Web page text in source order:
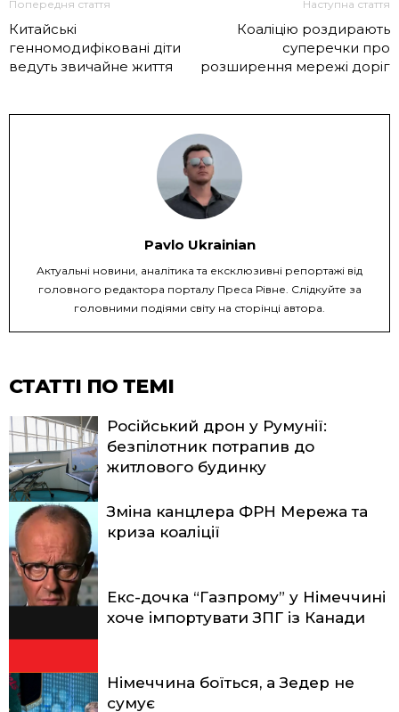
Попередня стаття
Китайські
генномодифіковані діти
ведуть звичайне життя
Наступна стаття
Коаліцію роздирають
суперечки про
розширення мережі доріг
Pavlo Ukrainian
Актуальні новини, аналітика та ексклюзивні репортажі від
головного редактора порталу Преса Рівне. Слідкуйте за
головними подіями світу на сторінці автора.
СТАТТІ ПО ТЕМІ
Російський дрон у Румунії:
безпілотник потрапив до
житлового будинку
Зміна канцлера ФРН Мережа та
криза коаліції
Екс-дочка “Газпрому” у Німеччині
хоче імпортувати ЗПГ із Канади
Німеччина боїться, а Зедер не
сумує